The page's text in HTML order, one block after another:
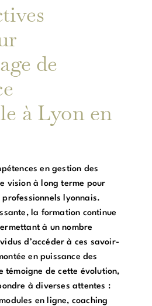
de
à Lyon en
en gestion des
vision à long terme pour
professionnels lyonnais.
la formation continue
à un nombre
d’accéder à ces savoir-
en puissance des
témoigne de cette évolution,
à diverses attentes :
en ligne, coaching